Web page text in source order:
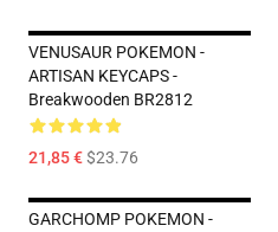
VENUSAUR POKEMON -
ARTISAN KEYCAPS -
Breakwooden BR2812
21,85 €$23.76
GARCHOMP POKEMON -